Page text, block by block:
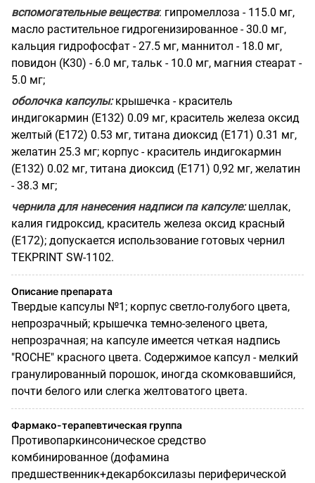
вспомогательные вещества: гипромеллоза - 115.0 мг,
масло растительное гидрогенизированное - 30.0 мг,
кальция гидрофосфат - 27.5 мг, маннитол - 18.0 мг,
повидон (К30) - 6.0 мг, тальк - 10.0 мг, магния стеарат -
5.0 мг;
оболочка капсулы:крышечка - краситель
индигокармин (Е132) 0.09 мг, краситель железа оксид
желтый (Е172) 0.53 мг, титана диоксид (Е171) 0.31 мг,
желатин 25.3 мг; корпус - краситель индигокармин
(Е132) 0.02 мг, титана диоксид (Е171) 0,92 мг, желатин
- 38.3 мг;
чернила для нанесения надписи па капсуле:шеллак,
калия гидроксид, краситель железа оксид красный
(Е172); допускается использование готовых чернил
TEKPRINT SW-1102.
Описание препарата
Твердые капсулы №1; корпус светло-голубого цвета,
непрозрачный; крышечка темно-зеленого цвета,
непрозрачная; на капсуле имеется четкая надпись
"ROCHE" красного цвета. Содержимое капсул - мелкий
гранулированный порошок, иногда скомковавшийся,
почти белого или слегка желтоватого цвета.
Фармако-терапевтическая группа
Противопаркинсоническое средство
комбинированное (дофамина
предшественник+декарбоксилазы периферической